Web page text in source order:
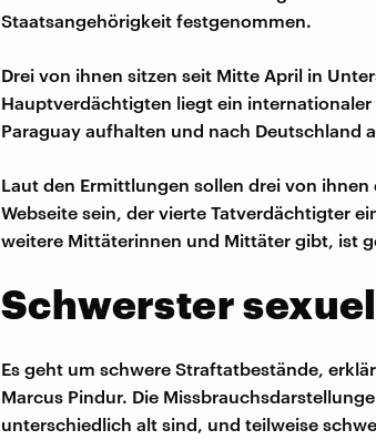
Staatsangehörigkeit festgenommen.
Drei von ihnen sitzen seit Mitte April in
Hauptverdächtigten liegt ein
Paraguay aufhalten und nach Deutschland
Laut den Ermittlungen sollen drei von
Webseite sein, der vierte Tatverdächtigter
weitere Mittäterinnen und Mittäter gibt, ist
Schwerster
Es geht um schwere Straftatbestände,
Marcus Pindur. Die
unterschiedlich alt sind, und teilweise